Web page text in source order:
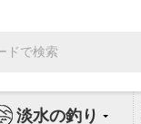
淡水の釣り